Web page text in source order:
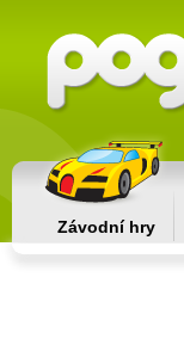
Závodní hry